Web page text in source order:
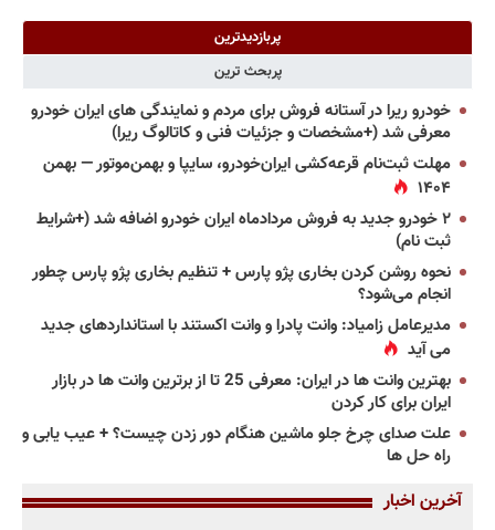
پربازدیدترین
پربحث ترین
خودرو ریرا در آستانه فروش برای مردم و نمایندگی های ایران خودرو
معرفی شد (+مشخصات و جزئیات فنی و کاتالوگ ریرا)
مهلت ثبت‌نام قرعه‌کشی ایران‌خودرو، سایپا و بهمن‌موتور — بهمن
۱۴۰۴
۲ خودرو جدید به فروش مردادماه ایران خودرو اضافه شد (+شرایط
ثبت نام)
نحوه روشن کردن بخاری پژو پارس + تنظیم بخاری پژو پارس چطور
انجام می‌شود؟
مدیرعامل زامیاد: وانت پادرا و وانت اکستند با استانداردهای جدید
می آید
بهترین وانت ها در ایران: معرفی 25 تا از برترین وانت ها در بازار
ایران برای کار کردن
علت صدای چرخ جلو ماشین هنگام دور زدن چیست؟ + عیب یابی و
راه حل ها
آخرین اخبار